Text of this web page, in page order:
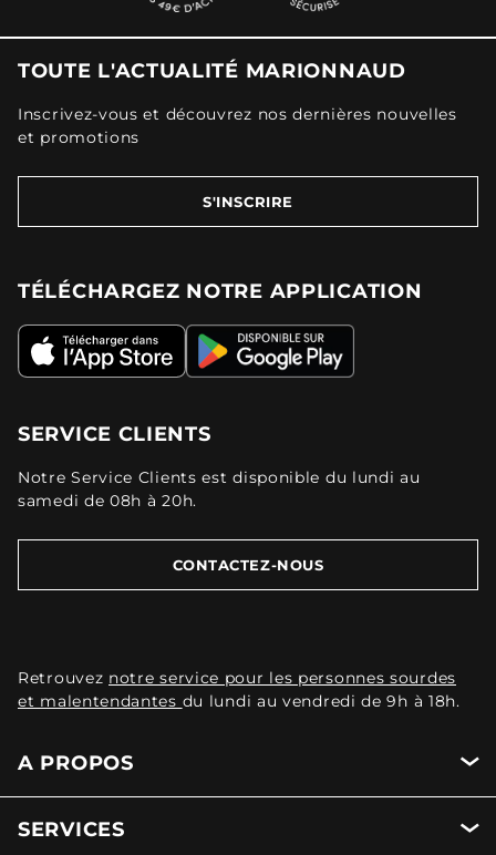
TOUTE L'ACTUALITÉ MARIONNAUD
Inscrivez-vous et découvrez nos dernières nouvelles
et promotions
S'INSCRIRE
TÉLÉCHARGEZ NOTRE APPLICATION
SERVICE CLIENTS
Notre Service Clients est disponible du lundi au
samedi de 08h à 20h.
CONTACTEZ-NOUS
Retrouvez notre service pour les personnes sourdes
et malentendantes du lundi au vendredi de 9h à 18h.
A PROPOS
SERVICES